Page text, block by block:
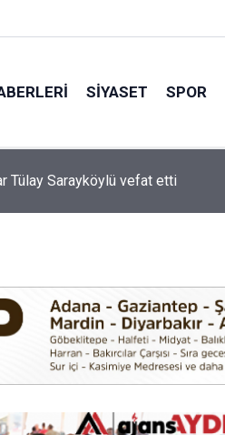
SIYASET SPOR
16 yaşındaki Mustafa vefat etti